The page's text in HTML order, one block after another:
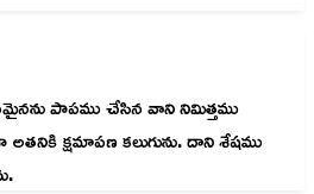
పాపము చేసిన వాని నిమిత్తము
క్షమాపణ కలుగును. దాని శేషము